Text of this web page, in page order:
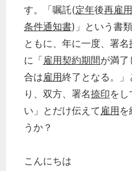
す。「嘱託(定年後再雇用
条件通知書)」という書
ともに、年に一度、署名
に「雇用契約期間が満了
合は雇用終了となる。
り、双方、署名捺印を
い」とだけ伝えて 雇用を
うか？
こんにちは